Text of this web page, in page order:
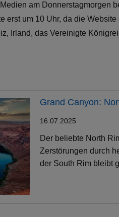
am Donnerstagmorgen
erst um 10 Uhr, da die
Irland, das Vereinigte
Grand Canyon:
16.07.2025
Der beliebte North
Zerstörungen durch
der South Rim bleibt